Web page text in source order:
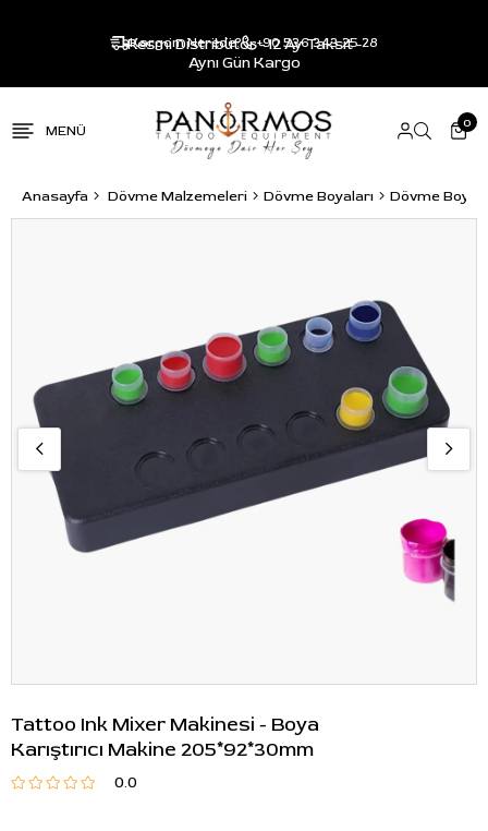
Resmi Distribütör - 12 Ay Taksit -
Aynı Gün Kargo
Kargom Nerede? +90 536 343 25 28
0
Anasayfa Dövme Malzemeleri Dövme Boyaları Dövme Boya
Tattoo Ink Mixer Makinesi - Boya
Karıştırıcı Makine 205*92*30mm
0.0